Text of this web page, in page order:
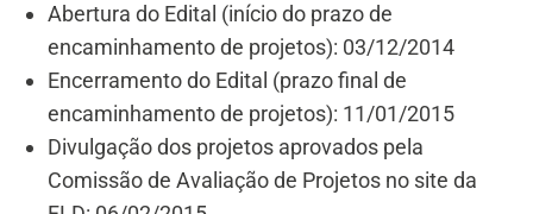
Abertura do Edital (início do prazo de
encaminhamento de projetos): 03/12/2014
Encerramento do Edital (prazo final de
encaminhamento de projetos): 11/01/2015
Divulgação dos projetos aprovados pela
Comissão de Avaliação de Projetos no site da